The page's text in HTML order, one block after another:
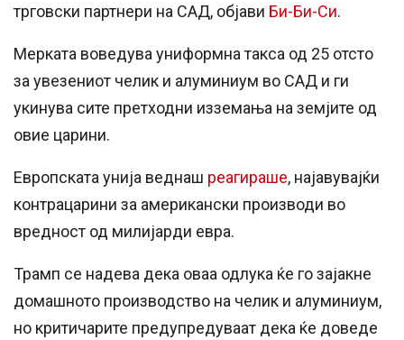
трговски партнери на САД, објави Би-Би-Си.
Мерката воведува униформна такса од 25 отсто
за увезениот челик и алуминиум во САД и ги
укинува сите претходни изземања на земјите од
овие царини.
Европската унија веднаш реагираше, најавувајќи
контрацарини за американски производи во
вредност од милијарди евра.
Трамп се надева дека оваа одлука ќе го зајакне
домашното производство на челик и алуминиум,
но критичарите предупредуваат дека ќе доведе